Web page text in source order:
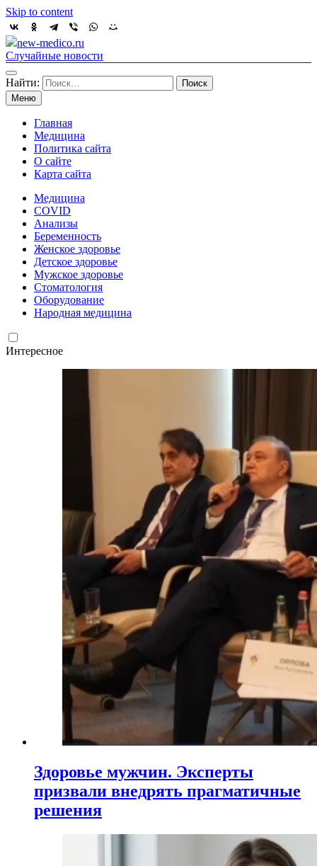
Skip to content
new-medico.ru
Случайные новости
Найти:
Меню
Главная
Медицина
Политика сайта
О сайте
Карта сайта
Медицина
COVID
Анализы
Беременность
Женское здоровье
Детское здоровье
Мужское здоровье
Стоматология
Оборудование
Народная медицина
Интересное
Здоровье мужчин. Эксперты
призвали внедрять прагматичные
решения